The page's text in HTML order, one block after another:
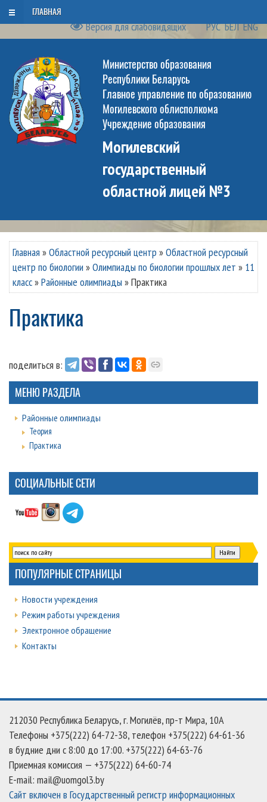
Воскресенье, 9 августа 2026
Версия для слабовидящих РУС БЕЛ ENG
Министерство образования
Республики Беларусь
Главное управление по образованию
Могилевского облисполкома
Учреждение образования
Могилевский
государственный
областной лицей №3
ГЛАВНАЯ
Главная »Областной ресурсный центр »Областной ресурсный
центр по биологии »Олимпиады по биологии прошлых лет » 11
класс»Районные олимпиады »Практика
Практика
поделиться в:
МЕНЮ РАЗДЕЛА
Районные олимпиады
Теория
Практика
СОЦИАЛЬНЫЕ СЕТИ
ПОПУЛЯРНЫЕ СТРАНИЦЫ
Новости учреждения
Режим работы учреждения
Электронное обращение
Контакты
212030 Республика Беларусь, г. Могилёв, пр-т Мира, 10А
Телефоны +375(222) 64-72-38, телефон +375(222) 64-61-36
в будние дни c 8:00 до 17:00. +375(222) 64-63-76
Приемная комиссия — +375(222) 64-60-74
E-mail: mail@uomgol3.by
Сайт включен в Государственный регистр информационных